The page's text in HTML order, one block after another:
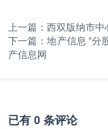
上一篇： 西双版纳市中
下一篇：地产信息 “分
产信息网
已有 0 条评论